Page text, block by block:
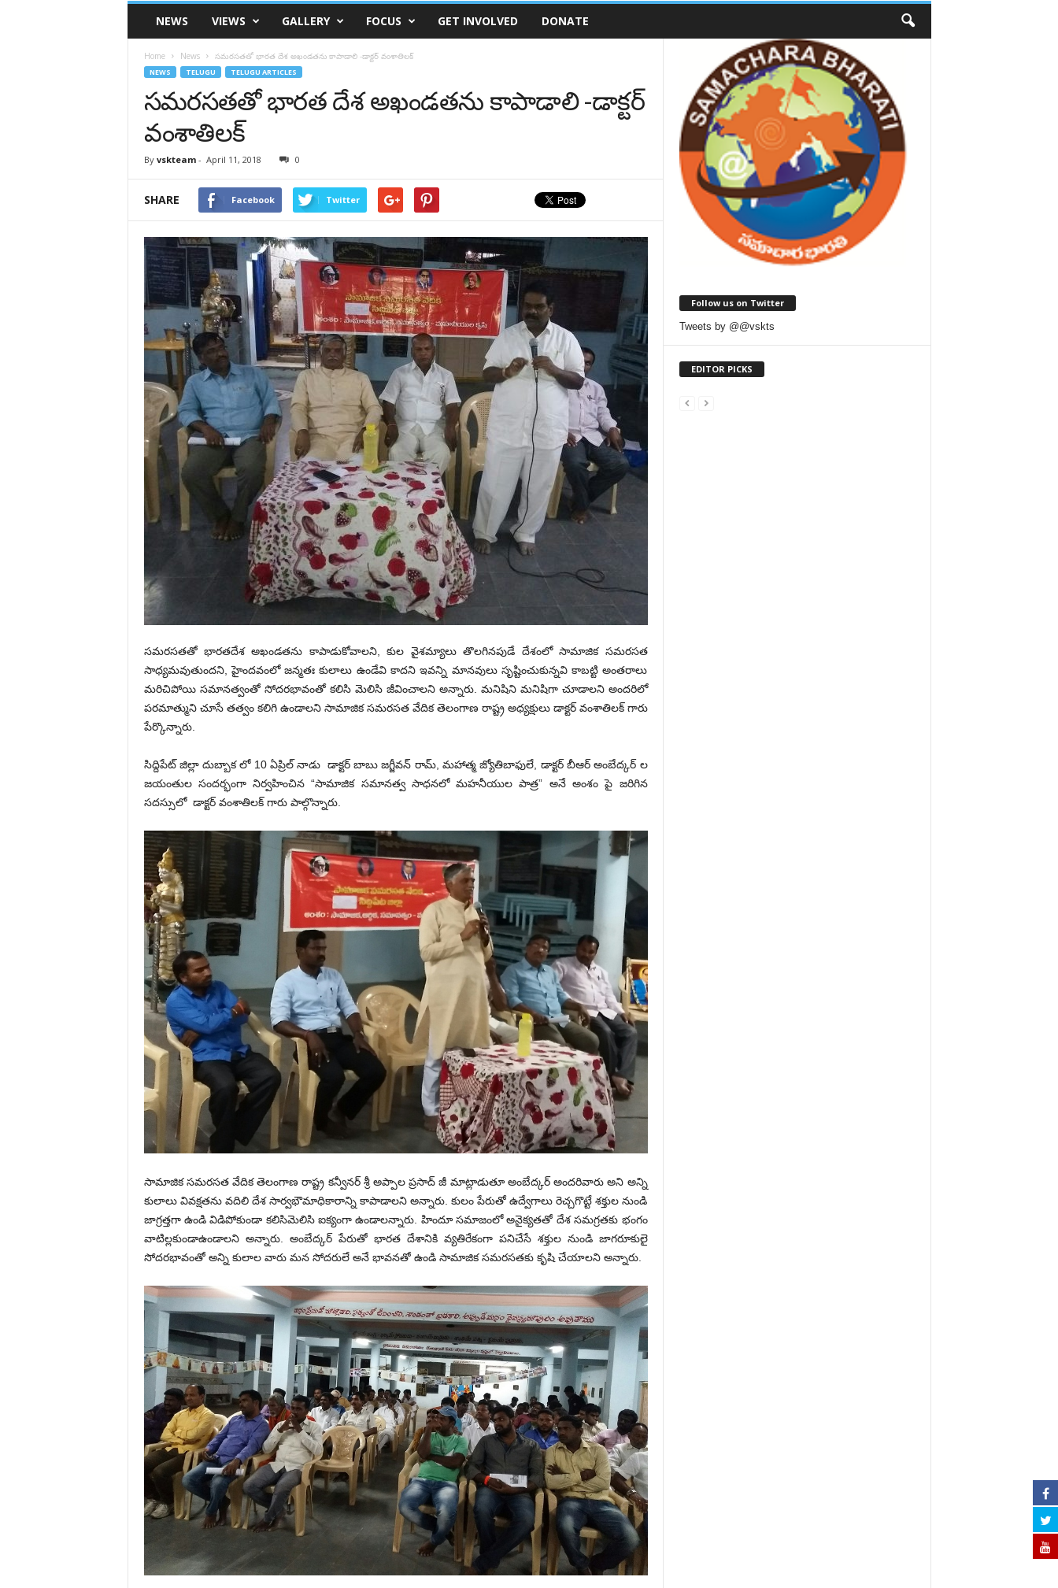
VSK
TelanganaNEWS VIEWS GALLERY FOCUS GET INVOLVED DONATE
Home News సమరసతతో భారత దేశ అఖండతను కాపాడాలి -డాక్టర్ వంశాతిలక్
NEWS TELUGU TELUGU ARTICLES
సమరసతతో భారత దేశ అఖండతను కాపాడాలి -డాక్టర్
వంశాతిలక్
By vskteam- April 11, 2018 0
SHARE Facebook Twitter
సమరసతతో భారతదేశ అఖండతను కాపాడుకోవాలని, కుల వైశమ్యాలు తొలగినపుడే దేశంలో సామాజిక సమరసత
సాధ్యమవుతుందని, హైందవంలో జన్మతః కులాలు ఉండేవి కాదని ఇవన్ని మానవులు సృష్టించుకున్నవి కాబట్టి అంతరాలు
మరిచిపోయి సమానత్వంతో సోదరభావంతో కలిసి మెలిసి జీవించాలని అన్నారు. మనిషిని మనిషిగా చూడాలని అందరిలో
పరమాత్ముని చూసే తత్వం కలిగి ఉండాలని సామాజిక సమరసత వేదిక తెలంగాణ రాష్ట్ర అధ్యక్షులు డాక్టర్ వంశాతిలక్ గారు
పేర్కొన్నారు.
సిద్దిపేట్ జిల్లా దుబ్బాక లో 10 ఏప్రిల్ నాడు డాక్టర్ బాబు జగ్జీవన్ రామ్, మహాత్మ జ్యోతిబాఫులే, డాక్టర్ బీఆర్ అంబేద్కర్ ల
జయంతుల సందర్భంగా నిర్వహించిన “సామాజిక సమానత్వ సాధనలో మహనీయుల పాత్ర” అనే అంశం పై జరిగిన
సదస్సులో డాక్టర్ వంశాతిలక్ గారు పాల్గొన్నారు.
సామాజిక సమరసత వేదిక తెలంగాణ రాష్ట్ర కన్వీనర్ శ్రీ అప్పాల ప్రసాద్ జీ మాట్లాడుతూ అంబేద్కర్ అందరివారు అని అన్ని
కులాలు వివక్షతను వదిలి దేశ సార్వభౌమాధికారాన్ని కాపాడాలని అన్నారు. కులం పేరుతో ఉద్వేగాలు రెచ్చగొట్టే శక్తుల నుండి
జాగ్రత్తగా ఉండి విడిపోకుండా కలిసిమెలిసి ఐక్యంగా ఉండాలన్నారు. హిందూ సమాజంలో అనైక్యతతో దేశ సమగ్రతకు భంగం
వాటిల్లకుండాఉండాలని అన్నారు. అంబేద్కర్ పేరుతో భారత దేశానికి వ్యతిరేకంగా పనిచేసే శక్తుల నుండి జాగరూకులై
సోదరభావంతో అన్ని కులాల వారు మన సోదరులే అనే భావనతో ఉండి సామాజిక సమరసతకు కృషి చేయాలని అన్నారు.
Follow us on Twitter
Tweets by @@vskts
EDITOR PICKS